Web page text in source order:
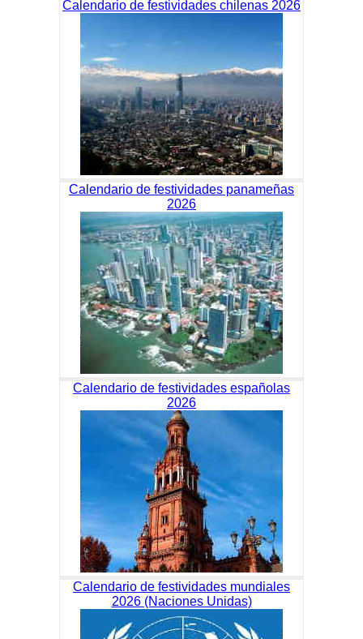
Calendario de festividades chilenas 2026
Calendario de festividades panameñas
2026
Calendario de festividades españolas
2026
Calendario de festividades mundiales
2026 (Naciones Unidas)